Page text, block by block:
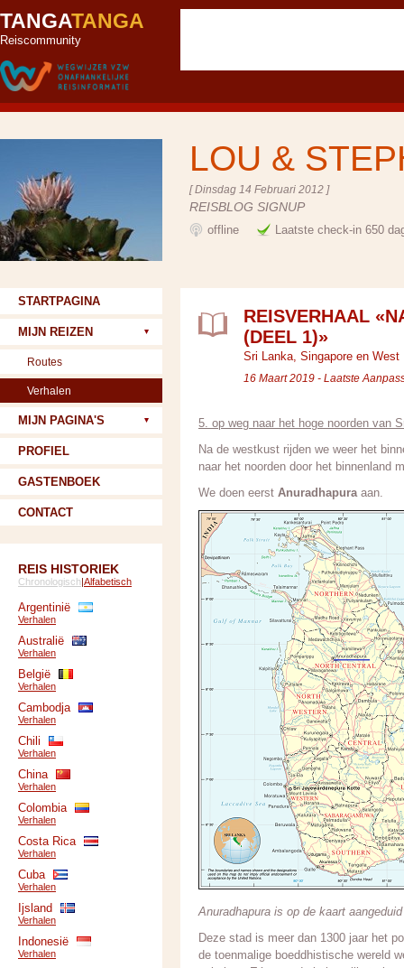
TANGATANGA
Reiscommunity
LOU &
[ Dinsdag 14 Februari 2012 ]
REISBLOG SIGNUP
offline Laatste check-in 650
REISVERHAAL
(DEEL 1)»
Sri Lanka, Singapore en West
16 Maart 2019 - Laatste
5. op weg naar het hoge noorden van
Na de westkust rijden we weer het
naar het noorden door het binnenland
We doen eerst Anuradhapuraaan.
Anuradhapura is op de kaart aangeduid
Deze stad is meer dan 1300 jaar het
de toenmalige boeddhistische wereld
STARTPAGINA
MIJN REIZEN
Routes
Verhalen
MIJN PAGINA'S
PROFIEL
GASTENBOEK
CONTACT
REIS HISTORIEK
Chronologisch|Alfabetisch
Argentinië
Verhalen
Australië
Verhalen
België
Verhalen
Cambodja
Verhalen
Chili
Verhalen
China
Verhalen
Colombia
Verhalen
Costa Rica
Verhalen
Cuba
Verhalen
Ijsland
Verhalen
Indonesië
Verhalen